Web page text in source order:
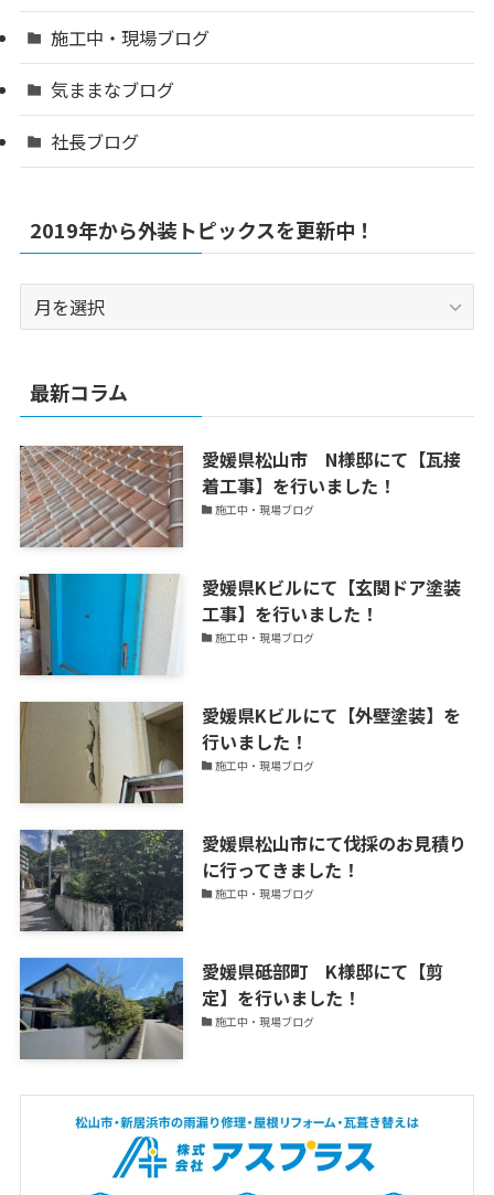
施工中・現場ブログ
気ままなブログ
社長ブログ
2019年から外装トピックスを更新中！
2019
年
ら
外
ト
ピ
ッ
ク
ス
を
更
新
中！
最新コラム
愛媛県松山市 N様邸にて【瓦接
着工事】を行いました！
施工中・現場ブログ
愛媛県Kビルにて【玄関ドア塗装
工事】を行いました！
施工中・現場ブログ
愛媛県Kビルにて【外壁塗装】を
行いました！
施工中・現場ブログ
愛媛県松山市にて伐採のお見積り
に行ってきました！
施工中・現場ブログ
愛媛県砥部町 K様邸にて【剪
定】を行いました！
施工中・現場ブログ